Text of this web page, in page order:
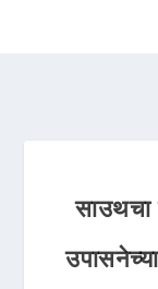
साउथचा